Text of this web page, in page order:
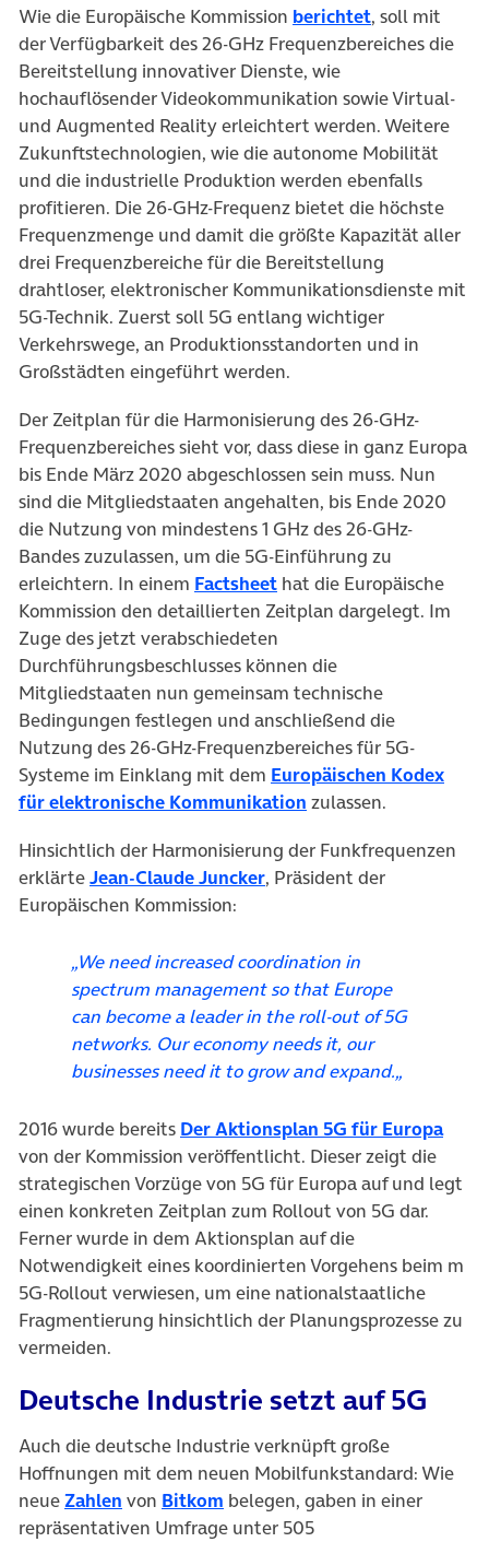
Wie die Europäische Kommission berichtet(öffnet in
, soll mit
der Verfügbarkeit des 26-GHz Frequenzbereiches die
Bereitstellung innovativer Dienste, wie
hochauflösender Videokommunikation sowie Virtual-
und Augmented Reality erleichtert werden. Weitere
Zukunftstechnologien, wie die autonome Mobilität
und die industrielle Produktion werden ebenfalls
profitieren. Die 26-GHz-Frequenz bietet die höchste
Frequenzmenge und damit die größte Kapazität aller
drei Frequenzbereiche für die Bereitstellung
drahtloser, elektronischer Kommunikationsdienste mit
5G-Technik. Zuerst soll 5G entlang wichtiger
Verkehrswege, an Produktionsstandorten und in
Großstädten eingeführt werden.
Der Zeitplan für die Harmonisierung des 26-GHz-
Frequenzbereiches sieht vor, dass diese in ganz Europa
bis Ende März 2020 abgeschlossen sein muss. Nun
sind die Mitgliedstaaten angehalten, bis Ende 2020
die Nutzung von mindestens 1 GHz des 26-GHz-
Bandes zuzulassen, um die 5G-Einführung zu
erleichtern. In einem Factsheet(öffnet in neuem Tab)
hat die Europäische
Kommission den detaillierten Zeitplan dargelegt. Im
Zuge des jetzt verabschiedeten
Durchführungsbeschlusses können die
Mitgliedstaaten nun gemeinsam technische
Bedingungen festlegen und anschließend die
Nutzung des 26-GHz-Frequenzbereiches für 5G-
Systeme im Einklang mit dem Europäischen Kodex
für elektronische Kommunikation (öffnet in neuem Tab)
zulassen.
Hinsichtlich der Harmonisierung der Funkfrequenzen
erklärteJean-Claude Juncker(öffnet in neuem Tab)
, Präsident der
Europäischen Kommission:
„We need increased coordination in
spectrum management so that Europe
can become a leader in the roll-out of 5G
networks. Our economy needs it, our
businesses need it to grow and expand.„
2016 wurde bereits Der Aktionsplan 5G für Europa
von der Kommission veröffentlicht. Dieser zeigt die
strategischen Vorzüge von 5G für Europa auf und legt
einen konkreten Zeitplan zum Rollout von 5G dar.
Ferner wurde in dem Aktionsplan auf die
Notwendigkeit eines koordinierten Vorgehens beim m
5G-Rollout verwiesen, um eine nationalstaatliche
Fragmentierung hinsichtlich der Planungsprozesse zu
vermeiden.
Deutsche Industrie setzt auf 5G
Auch die deutsche Industrie verknüpft große
Hoffnungen mit dem neuen Mobilfunkstandard: Wie
neueZahlen (öffnet in neuem Tab)
von Bitkom (öffnet in neuem Tab)
belegen, gaben in einer
repräsentativen Umfrage unter 505